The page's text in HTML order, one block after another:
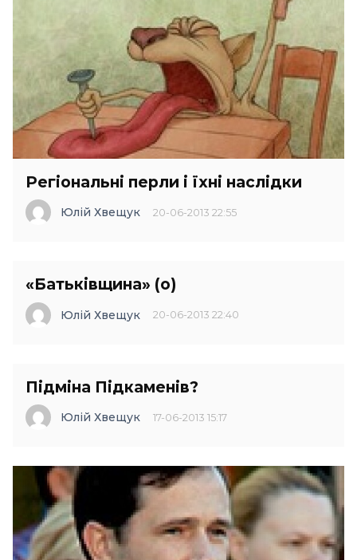
Регіональні перли і їхні наслідки
Юлій Хвещук 20-06-2013 22:55
«Батьківщина» (о)
Юлій Хвещук 20-06-2013 22:40
Підміна Підкаменів?
Юлій Хвещук 17-06-2013 15:17